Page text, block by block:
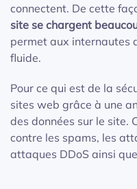
connectent. De cette
site se chargent
permet aux internautes
fluide.
Pour ce qui est de la
sites web grâce à une
des données sur le site.
contre les spams, les
attaques DDoS ainsi